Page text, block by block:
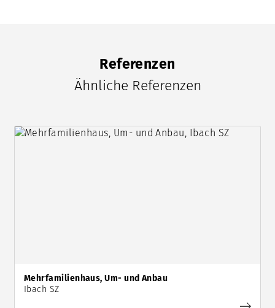
Referenzen
Ähnliche Referenzen
Mehrfamilienhaus, Um- und Anbau
Ibach SZ